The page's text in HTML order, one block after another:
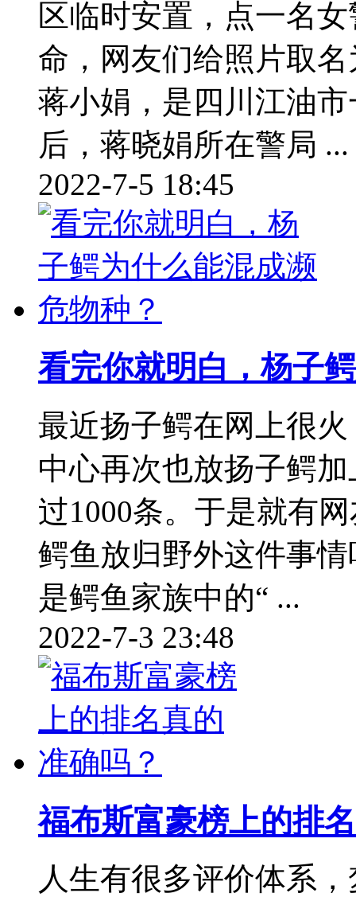
区临时安置，点一名
命，网友们给照片取
蒋小娟，是四川江油
后，蒋晓娟所在警局 ...
2022-7-5 18:45
看完你就明白，杨子
最近扬子鳄在网上很
中心再次也放扬子鳄
过1000条。于是就有
鳄鱼放归野外这件事
是鳄鱼家族中的“ ...
2022-7-3 23:48
福布斯富豪榜上的排
人生有很多评价体系